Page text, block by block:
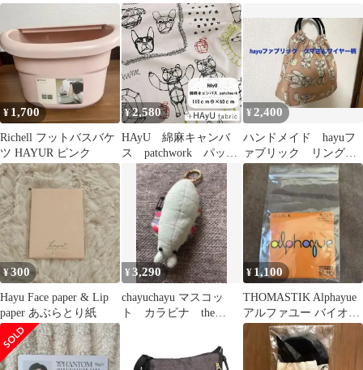
ス 未使用
DELFONICS
ブルガーゼ刺繍サック
ス
ブランド ace.TOKYO
バッグ 5L 斜めがけ シ
ョルダー 大人 小さめ
猫 コラボ 旅行 ミニシ
ョルダー HAyU×ace.
HAyU ユッカ 17832
¥ 1,700
Richell フットバスバケ
ツ HAYUR ピンク
¥2,580
HAyU 綿麻キャンバ
ス patchwork パッチ
ワーク 生地 布地
110cm巾 × 60cm
¥2,400
ハンドメイド hayuフ
ァブリック リングバ
ッグ グラニー クマ
のワイヤー柄
¥300
Hayu Face paper & Lip
paper あぶらとり紙
¥3,290
chayuchayu マスコッ
ト カラビナ the
¥ 1,100
THOMASTIK Alphayue
アルファユー バイオリ
ン弦 1/2Ａ線